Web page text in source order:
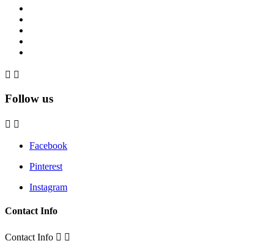
 
Follow us
 
Facebook
Pinterest
Instagram
Contact Info
Contact Info  